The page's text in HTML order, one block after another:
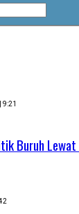
9:21
Buruh